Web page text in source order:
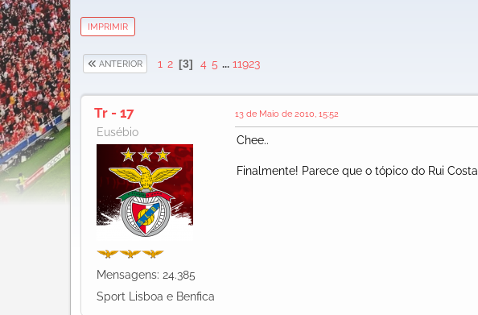
IMPRIMIR
ANTERIOR 1 2 3 4 5 ... 11923
Tr - 17
Eusébio
Mensagens: 24.385
Sport Lisboa e Benfica
13 de Maio de 2010, 15:52
Chee..
Finalmente! Parece que o tópico do Rui